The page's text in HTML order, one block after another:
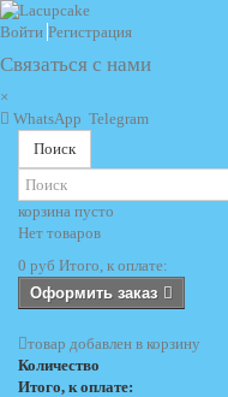
Войти Регистрация
Связаться с нами
×
WhatsApp Telegram
Поиск
корзина пусто
Нет товаров
0 руб Итого, к оплате:
Оформить заказ
товар добавлен в корзину
Количество
Итого, к оплате: